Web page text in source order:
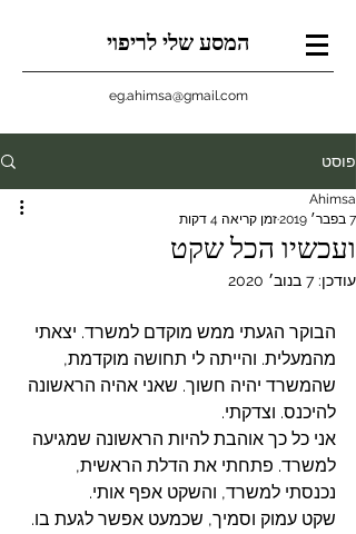
המסע שלי לריפוי
eg.ahimsa@gmail.com
פוסט
ועכשיו הכל שקט
Ahimsa
7 בפבר׳ 2019
זמן קריאה 4 דקות
עודכן: 7 בנוב׳ 2020
הבוקר הגעתי ממש מוקדם למשרד. יצאתי
מהמעלית. והייתה לי תחושה מוקדמת,
שהמשרד יהיה חשוך. שאני אהיה הראשונה
להיכנס. וצדקתי.
אני כל כך אוהבת להיות הראשונה שמגיעה
למשרד. פתחתי את הדלת הראשית,
נכנסתי למשרד, והשקט אפף אותי.
שקט עמוק וסמיך, שכמעט אפשר לגעת בו.